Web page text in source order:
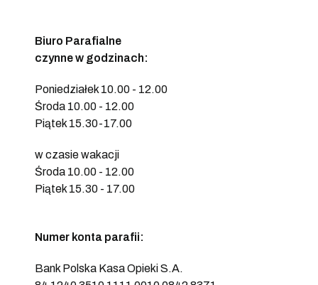
Biuro Parafialne
czynne w godzinach:
Poniedziałek 10.00 - 12.00
Środa 10.00 - 12.00
Piątek 15.30-17.00
w czasie wakacji
Środa 10.00 - 12.00
Piątek 15.30 - 17.00
Numer konta parafii:
Bank Polska Kasa Opieki S.A.